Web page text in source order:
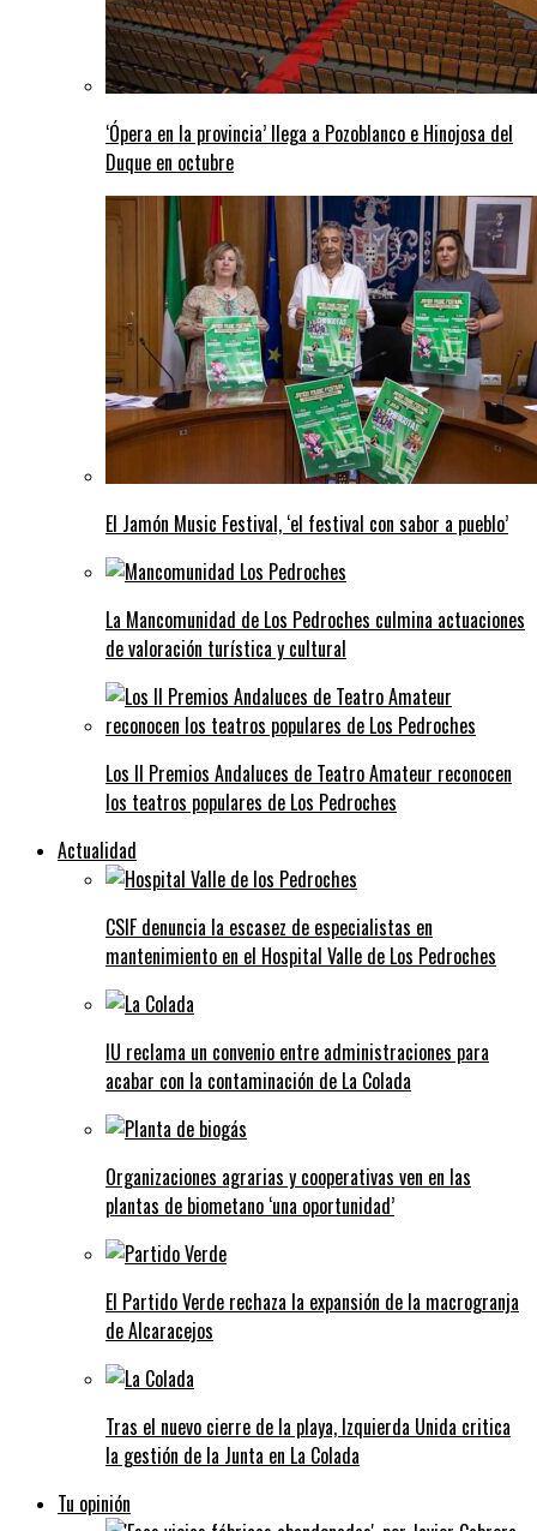
‘Ópera en la provincia’ llega a Pozoblanco e Hinojosa del
Duque en octubre
El Jamón Music Festival, ‘el festival con sabor a pueblo’
La Mancomunidad de Los Pedroches culmina actuaciones
de valoración turística y cultural
Los II Premios Andaluces de Teatro Amateur reconocen
los teatros populares de Los Pedroches
Actualidad
CSIF denuncia la escasez de especialistas en
mantenimiento en el Hospital Valle de Los Pedroches
IU reclama un convenio entre administraciones para
acabar con la contaminación de La Colada
Organizaciones agrarias y cooperativas ven en las
plantas de biometano ‘una oportunidad’
El Partido Verde rechaza la expansión de la macrogranja
de Alcaracejos
Tras el nuevo cierre de la playa, Izquierda Unida critica
la gestión de la Junta en La Colada
Tu opinión